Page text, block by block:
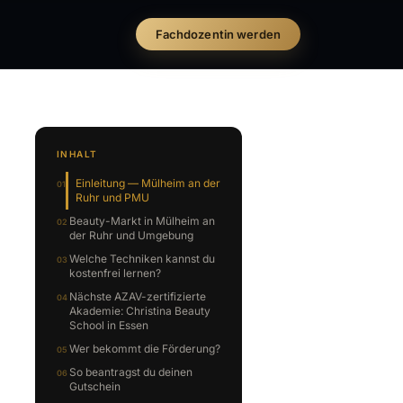
Fachdozentin werden
INHALT
Einleitung — Mülheim an der
Ruhr und PMU
Beauty-Markt in Mülheim an
der Ruhr und Umgebung
Welche Techniken kannst du
kostenfrei lernen?
Nächste AZAV-zertifizierte
Akademie: Christina Beauty
School in Essen
Wer bekommt die Förderung?
So beantragst du deinen
Gutschein